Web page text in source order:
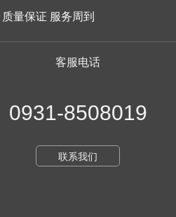
质量保证 服务周到
客服电话
0931-8508019
联系我们